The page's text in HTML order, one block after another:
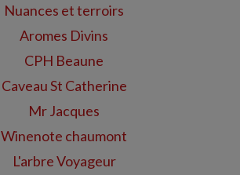
Nuances et terroirs
Aromes Divins
CPH Beaune
Caveau St Catherine
Mr Jacques
Winenote chaumont
L'arbre Voyageur